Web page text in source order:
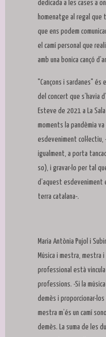
dedicada a les cases a
homenatge al regal que
que ens podem
el camí personal que
amb una bonica cançó
"Cançons i sardanes"
del concert que s’havia
Esteve de 2021 a La
moments la pandèmia va
esdeveniment
igualment, a porta
so), i gravar-lo per tal
d’aquest esdeveniment
terra catalana-.
Maria Antònia Pujol i
Música i mestra, mestra i
professional està
professions. -Si la
demès i proporcionar-
mestra m’és un camí
demès. La suma de les